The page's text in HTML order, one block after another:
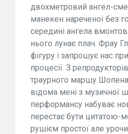
двохметровий ангел-
манекен нареченої без
середині ангела
нього лунає плач. Фрау
фігуру і запрошує нас
процесії. З
траурного маршу
відома мені з музичної
перформансу набуває
перестає бути цитатою-
рушієм простої але